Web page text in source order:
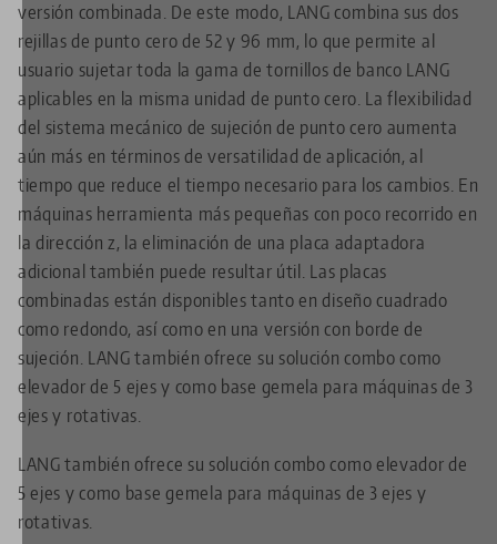
versión combinada. De este modo, LANG combina sus dos
rejillas de punto cero de 52 y 96 mm, lo que permite al
usuario sujetar toda la gama de tornillos de banco LANG
aplicables en la misma unidad de punto cero. La flexibilidad
del sistema mecánico de sujeción de punto cero aumenta
aún más en términos de versatilidad de aplicación, al
tiempo que reduce el tiempo necesario para los cambios. En
máquinas herramienta más pequeñas con poco recorrido en
la dirección z, la eliminación de una placa adaptadora
adicional también puede resultar útil. Las placas
combinadas están disponibles tanto en diseño cuadrado
como redondo, así como en una versión con borde de
sujeción. LANG también ofrece su solución combo como
elevador de 5 ejes y como base gemela para máquinas de 3
ejes y rotativas.
LANG también ofrece su solución combo como elevador de
5 ejes y como base gemela para máquinas de 3 ejes y
rotativas.